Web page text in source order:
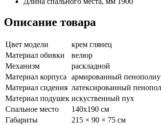
Описание товара
Цвет модели
крем глянец
Материал обивки
велюр
Механизм
раскладной
Материал корпуса
армированный
Материал сидения латексированный
Материал подушек искуственный пух
Спальное место
140х190 см
Габариты
215 × 90 × 75 см